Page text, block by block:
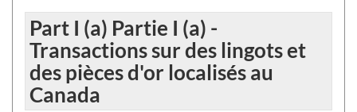
Part I (a) Partie I (a) -
Transactions sur des lingots et
des pièces d'or localisés au
Canada